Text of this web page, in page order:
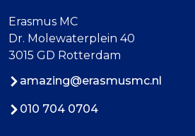
Erasmus MC
Dr. Molewaterplein 40
3015 GD Rotterdam
amazing@erasmusmc.nl
010 704 0704